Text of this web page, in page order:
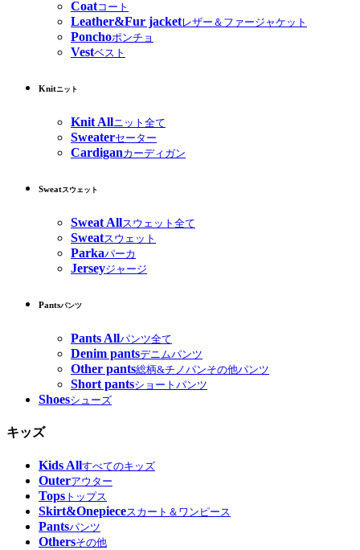
Coatコート
Leather&Fur jacketレザー＆ファージャケット
Ponchoポンチョ
Vestベスト
Knitニット
Knit Allニット全て
Sweaterセーター
Cardiganカーディガン
Sweatスウェット
Sweat Allスウェット全て
Sweatスウェット
Parkaパーカ
Jerseyジャージ
Pantsパンツ
Pants Allパンツ全て
Denim pantsデニムパンツ
Other pants総柄&チノパンその他パンツ
Short pantsショートパンツ
Shoesシューズ
キッズ
Kids Allすべてのキッズ
Outerアウター
Tops トップス
Skirt&Onepieceスカート＆ワンピース
Pantsパンツ
Othersその他